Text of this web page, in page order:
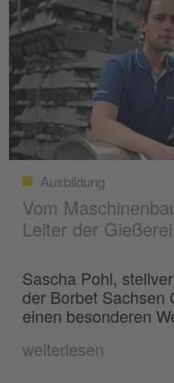
Ausbildung
Vom
Leiter der Gießerei
Sascha Pohl,
der Borbet Sachsen
einen besonderen
weiterlesen